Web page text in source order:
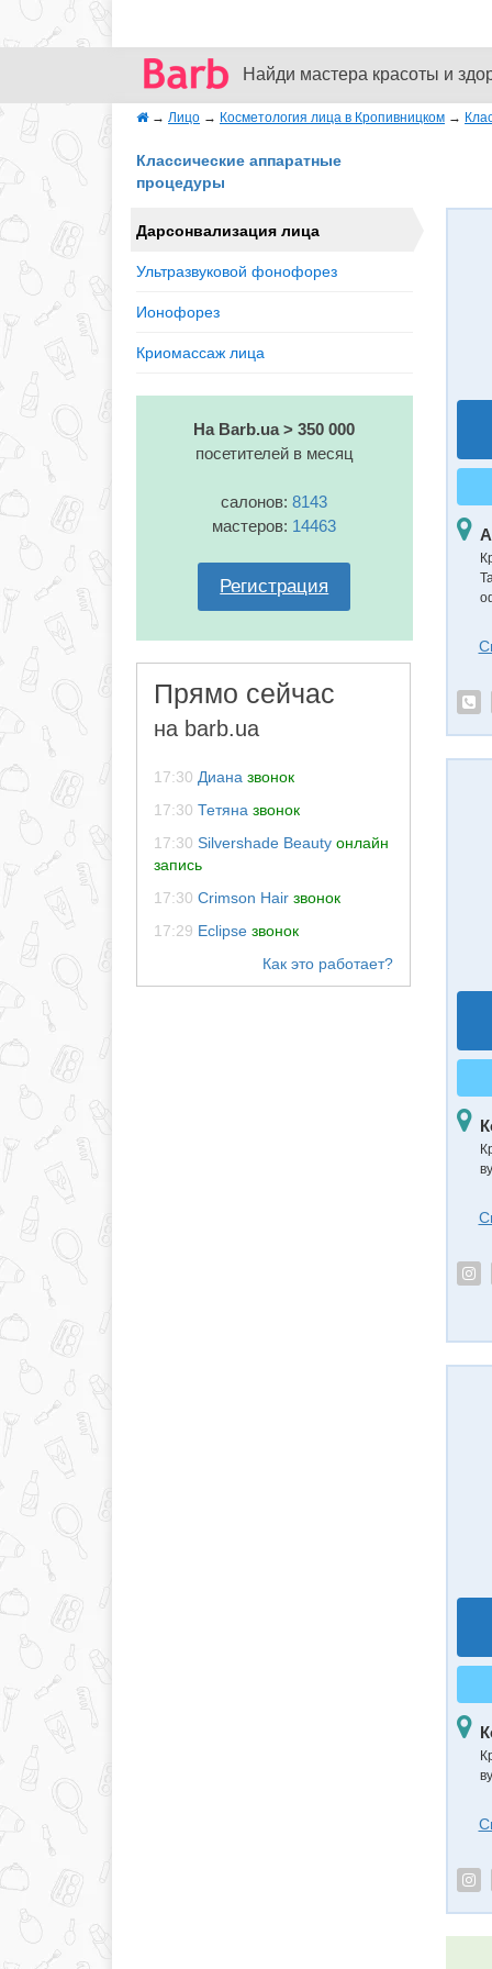
Найди мастера красоты и
→ Лицо → Косметология лица в Кропивницком →
Классические аппаратные
процедуры
Дарсонвализация лица
Ультразвуковой фонофорез
Ионофорез
Криомассаж лица
На Barb.ua > 350 000
посетителей в месяц
салонов:8143
мастеров: 14463
Регистрация
Прямо сейчас
на barb.ua
17:30 Диана звонок
17:30 Тетяна звонок
17:30 Silvershade Beauty онлайн
запись
17:30 Crimson Hair звонок
17:29 Eclipse звонок